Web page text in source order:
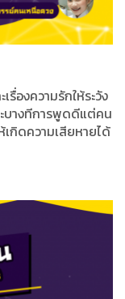
รื่องความรักให้ระวัง
ะบางทีการพูดดีแต่คน
กิดความเสียหายได้